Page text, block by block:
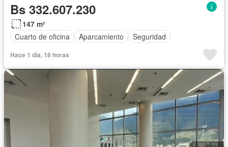
Bs 332.607.230
147 m²
Cuarto de oficina
Aparcamiento Seguridad
Hace 1 día, 18 horas